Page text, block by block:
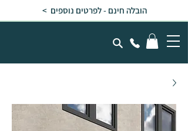
הובלה חינם - לפרטים נוספים >